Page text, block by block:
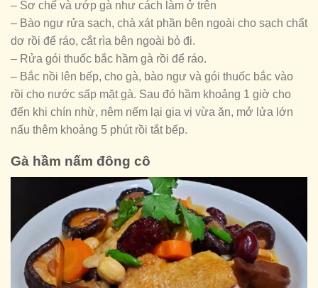
– Sơ chế và ướp gà như cách làm ở trên
– Bào ngư rửa sạch, chà xát phần bên ngoài cho sạch chất
dơ rồi để ráo, cắt rìa bên ngoài bỏ đi.
– Rửa gói thuốc bắc hầm gà rồi để ráo.
– Bắc nồi lên bếp, cho gà, bào ngư và gói thuốc bắc vào
rồi cho nước sấp mặt gà. Sau đó hầm khoảng 1 giờ cho
đến khi chín nhừ, nêm nếm lại gia vị vừa ăn, mở lửa lớn
nấu thêm khoảng 5 phút rồi tắt bếp.
Gà hầm nấm đông cô